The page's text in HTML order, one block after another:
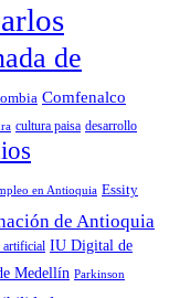
de
Comfenalco
cultura paisa desarrollo
en Antioquia Essity
de Antioquia
artificial IU Digital de
Medellín Parkinson